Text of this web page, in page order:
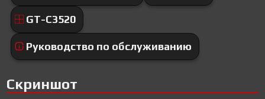
GT-C3520
Руководство по обслуживанию
Скриншот